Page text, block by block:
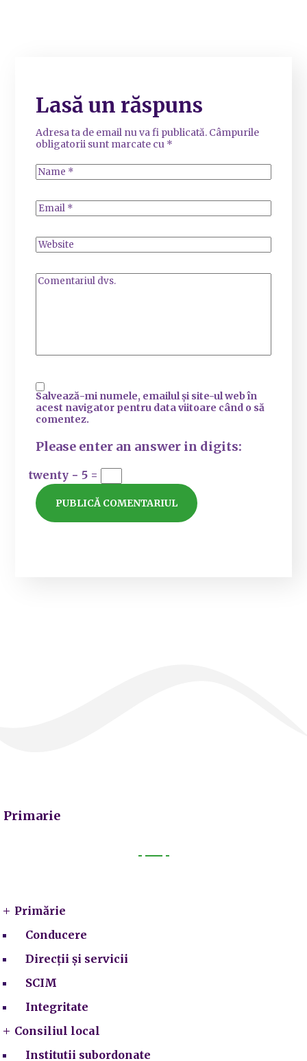
Lasă un răspuns
Adresa ta de email nu va fi publicată. Câmpurile
obligatorii sunt marcate cu *
Salvează-mi numele, emailul și site-ul web în
acest navigator pentru data viitoare când o să
comentez.
Please enter an answer in digits:
twenty − 5 =
Primarie
Primărie
Conducere
Direcții și servicii
SCIM
Integritate
Consiliul local
Institutii subordonate